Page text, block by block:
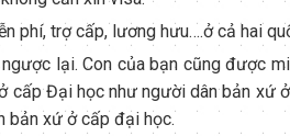
phí, trợ cấp, lương hưu….ở cả hai
lại. Con của bạn cũng được
cấp Đại học như người dân bản xứ
bản xứ ở cấp đại học.